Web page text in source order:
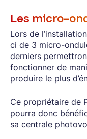
Les micro-
Lors de
ci de 3 micro-
derniers
fonctionner de
produire le plus
Ce propriétaire de
pourra donc
sa centrale